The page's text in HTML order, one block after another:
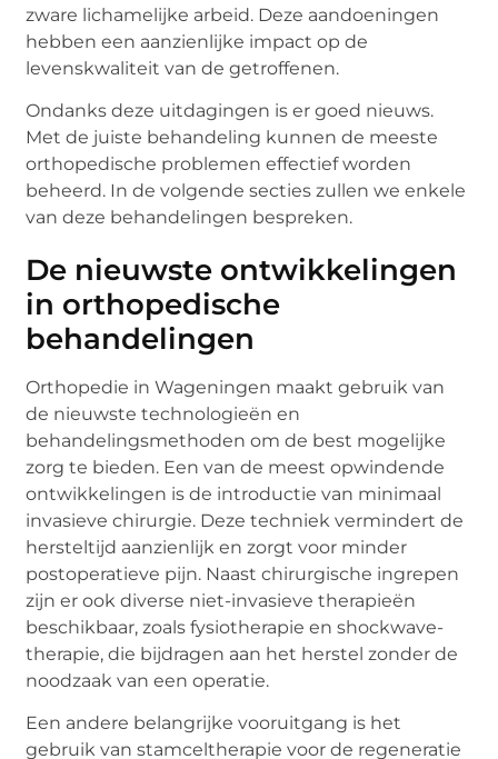
zware lichamelijke arbeid. Deze aandoeningen
hebben een aanzienlijke impact op de
levenskwaliteit van de getroffenen.
Ondanks deze uitdagingen is er goed nieuws.
Met de juiste behandeling kunnen de meeste
orthopedische problemen effectief worden
beheerd. In de volgende secties zullen we enkele
van deze behandelingen bespreken.
De nieuwste ontwikkelingen
in orthopedische
behandelingen
Orthopedie in Wageningen maakt gebruik van
de nieuwste technologieën en
behandelingsmethoden om de best mogelijke
zorg te bieden. Een van de meest opwindende
ontwikkelingen is de introductie van minimaal
invasieve chirurgie. Deze techniek vermindert de
hersteltijd aanzienlijk en zorgt voor minder
postoperatieve pijn. Naast chirurgische ingrepen
zijn er ook diverse niet-invasieve therapieën
beschikbaar, zoals fysiotherapie en shockwave-
therapie, die bijdragen aan het herstel zonder de
noodzaak van een operatie.
Een andere belangrijke vooruitgang is het
gebruik van stamceltherapie voor de regeneratie